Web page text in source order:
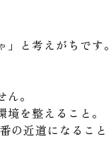
」と考えがちです
。
を整えること。
の近道になること